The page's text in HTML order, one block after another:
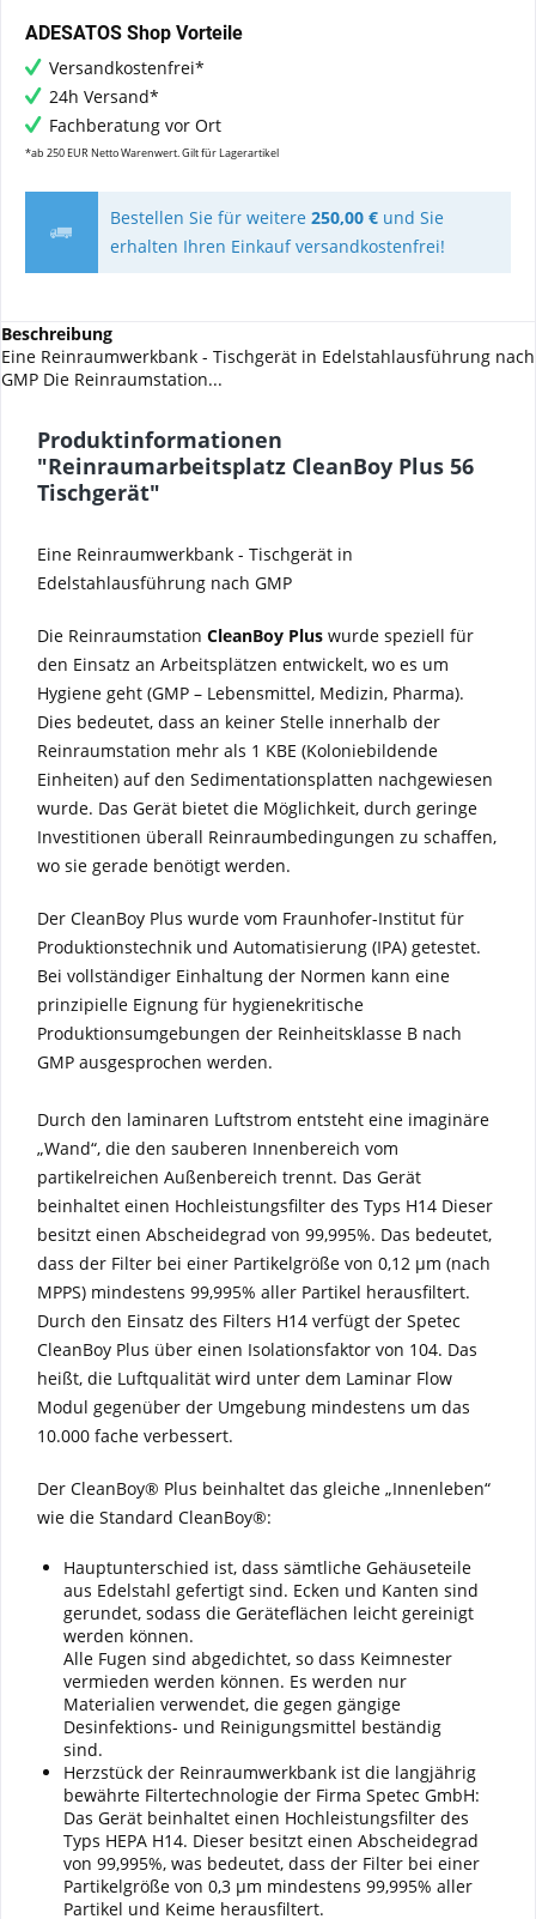
ADESATOS Shop Vorteile
Versandkostenfrei*
24h Versand*
Fachberatung vor Ort
*ab 250 EUR Netto Warenwert. Gilt für Lagerartikel
Bestellen Sie für weitere 250,00 €und Sie
erhalten Ihren Einkauf versandkostenfrei!
Beschreibung
Eine Reinraumwerkbank - Tischgerät in Edelstahlausführung nach
GMP Die Reinraumstation...
Produktinformationen
"Reinraumarbeitsplatz CleanBoy Plus 56
Tischgerät"
Eine Reinraumwerkbank - Tischgerät in
Edelstahlausführung nach GMP
Die Reinraumstation CleanBoy Plus wurde speziell für
den Einsatz an Arbeitsplätzen entwickelt, wo es um
Hygiene geht (GMP – Lebensmittel, Medizin, Pharma).
Dies bedeutet, dass an keiner Stelle innerhalb der
Reinraumstation mehr als 1 KBE (Koloniebildende
Einheiten) auf den Sedimentationsplatten nachgewiesen
wurde. Das Gerät bietet die Möglichkeit, durch geringe
Investitionen überall Reinraumbedingungen zu schaffen,
wo sie gerade benötigt werden.
Der CleanBoy Plus wurde vom Fraunhofer-Institut für
Produktionstechnik und Automatisierung (IPA) getestet.
Bei vollständiger Einhaltung der Normen kann eine
prinzipielle Eignung für hygienekritische
Produktionsumgebungen der Reinheitsklasse B nach
GMP ausgesprochen werden.
Durch den laminaren Luftstrom entsteht eine imaginäre
„Wand“, die den sauberen Innenbereich vom
partikelreichen Außenbereich trennt. Das Gerät
beinhaltet einen Hochleistungsfilter des Typs H14 Dieser
besitzt einen Abscheidegrad von 99,995%. Das bedeutet,
dass der Filter bei einer Partikelgröße von 0,12 μm (nach
MPPS) mindestens 99,995% aller Partikel herausfiltert.
Durch den Einsatz des Filters H14 verfügt der Spetec
CleanBoy Plus über einen Isolationsfaktor von 104. Das
heißt, die Luftqualität wird unter dem Laminar Flow
Modul gegenüber der Umgebung mindestens um das
10.000 fache verbessert.
Der CleanBoy® Plus beinhaltet das gleiche „Innenleben“
wie die Standard CleanBoy®:
Hauptunterschied ist, dass sämtliche Gehäuseteile
aus Edelstahl gefertigt sind. Ecken und Kanten sind
gerundet, sodass die Geräteflächen leicht gereinigt
werden können.
Alle Fugen sind abgedichtet, so dass Keimnester
vermieden werden können. Es werden nur
Materialien verwendet, die gegen gängige
Desinfektions- und Reinigungsmittel beständig
sind.
Herzstück der Reinraumwerkbank ist die langjährig
bewährte Filtertechnologie der Firma Spetec GmbH:
Das Gerät beinhaltet einen Hochleistungsfilter des
Typs HEPA H14. Dieser besitzt einen Abscheidegrad
von 99,995%, was bedeutet, dass der Filter bei einer
Partikelgröße von 0,3 µm mindestens 99,995% aller
Partikel und Keime herausfiltert.